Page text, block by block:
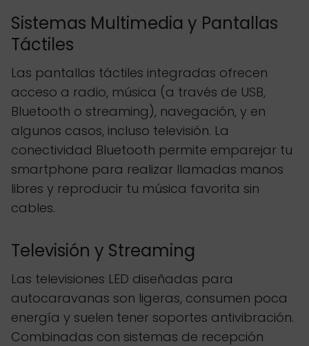
Sistemas Multimedia y Pantallas
Táctiles
Las pantallas táctiles integradas ofrecen
acceso a radio, música (a través de USB,
Bluetooth o streaming), navegación, y en
algunos casos, incluso televisión. La
conectividad Bluetooth permite emparejar tu
smartphone para realizar llamadas manos
libres y reproducir tu música favorita sin
cables.
Televisión y Streaming
Las televisiones LED diseñadas para
autocaravanas son ligeras, consumen poca
energía y suelen tener soportes antivibración.
Combinadas con sistemas de recepción